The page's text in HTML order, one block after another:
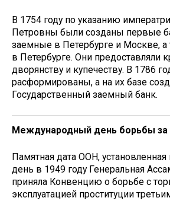
В 1754 году по указанию
Петровны были созданы первые
заемные в Петербурге и Москве, а
в Петербурге. Они предоставляли
дворянству и купечеству. В 1786
расформированы, а на их базе
Государственный заемный банк.
Международный день борьбы за
Памятная дата ООН, установленная
день в 1949 году Генеральная
приняла Конвенцию о борьбе с
эксплуатацией проституции